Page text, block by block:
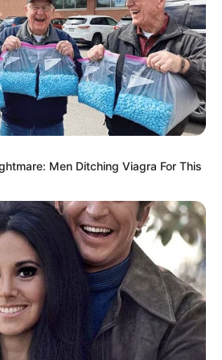
SUR-MER PRONOSTIC
PMU du Tiercé
PRIX DE LA
SUR-MER (PRIX DU
Men Ditching Viagra For This